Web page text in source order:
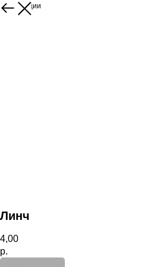
К коллекции
Линч
4,00
р.